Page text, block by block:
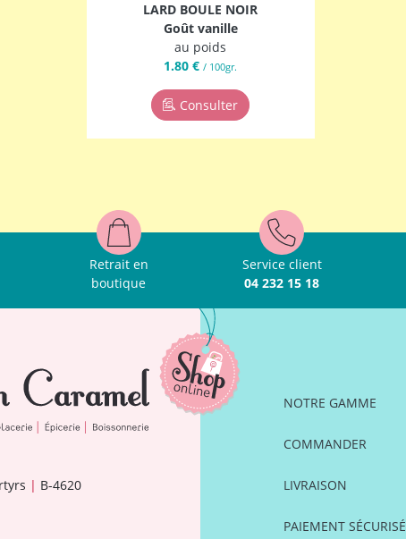
LARD BOULE NOIR
Goût vanille
au poids
1.80 € / 100gr.
Consulter
Retrait en
boutique
Service client
04 232 15 18
| B-4620
NOTRE GAMME
COMMANDER
LIVRAISON
PAIEMENT SÉCURISÉ